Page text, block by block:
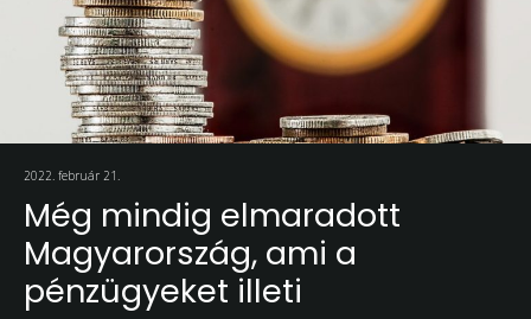
2022. február 21.
Még mindig elmaradott
Magyarország, ami a
pénzügyeket illeti